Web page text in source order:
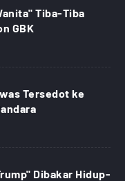
Tiba-Tiba
GBK
Tersedot ke
Dibakar Hidup-